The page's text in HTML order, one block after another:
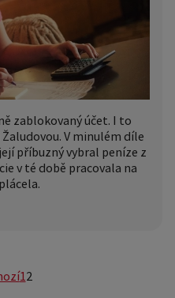
zablokovaný účet. I to
V minulém díle
příbuzný vybral peníze z
v té době pracovala na
1 2